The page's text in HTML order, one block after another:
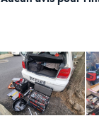
en temps que
bonne notoriété
années.